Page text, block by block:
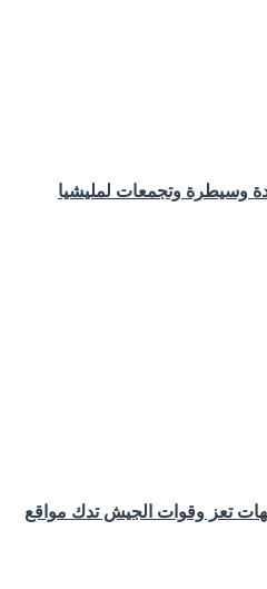
وسيطرة وتجمعات لمليشيا
تعز وقوات الجيش تدك مواقع